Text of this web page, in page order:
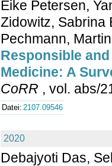
Eike Petersen,
Zidowitz, Sabrina
Pechmann,
Responsible
Medicine: A
CoRR , vol. abs/
Datei: 2107.09546
2020
Debajyoti Das,